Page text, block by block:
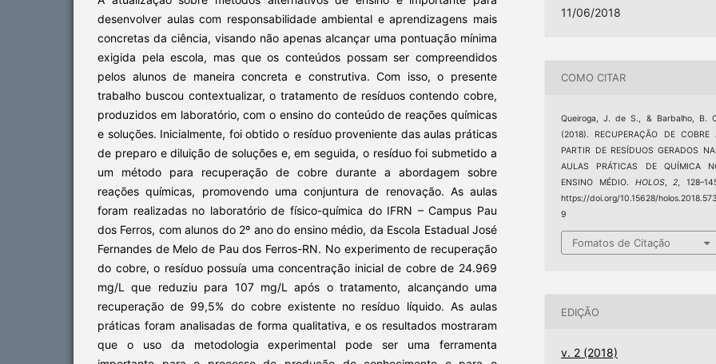
desenvolver aulas com responsabilidade ambiental e aprendizagens mais
concretas da ciência, visando não apenas alcançar uma pontuação mínima
exigida pela escola, mas que os conteúdos possam ser compreendidos
pelos alunos de maneira concreta e construtiva. Com isso, o presente
trabalho buscou contextualizar, o tratamento de resíduos contendo cobre,
produzidos em laboratório, com o ensino do conteúdo de reações químicas
e soluções. Inicialmente, foi obtido o resíduo proveniente das aulas práticas
de preparo e diluição de soluções e, em seguida, o resíduo foi submetido a
um método para recuperação de cobre durante a abordagem sobre
reações químicas, promovendo uma conjuntura de renovação. As aulas
foram realizadas no laboratório de físico-química do IFRN – Campus Pau
dos Ferros, com alunos do 2º ano do ensino médio, da Escola Estadual José
Fernandes de Melo de Pau dos Ferros-RN. No experimento de recuperação
do cobre, o resíduo possuía uma concentração inicial de cobre de 24.969
mg/L que reduziu para 107 mg/L após o tratamento, alcançando uma
recuperação de 99,5% do cobre existente no resíduo líquido. As aulas
práticas foram analisadas de forma qualitativa, e os resultados mostraram
que o uso da metodologia experimental pode ser uma ferramenta
11/06/2018
COMO CITAR
Queiroga, J. de S., & Barbalho, B.
(2018). RECUPERAÇÃO DE COBRE
PARTIR DE RESÍDUOS GERADOS
AULAS PRÁTICAS DE QUÍMICA
ENSINO MÉDIO. HOLOS, 2 ,
https://doi.org/10.15628/holos.2018.573
9
Fomatos de Citação
EDIÇÃO
v. 2 (2018)